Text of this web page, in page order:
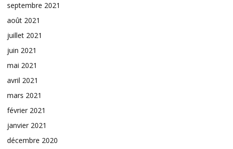
septembre 2021
août 2021
juillet 2021
juin 2021
mai 2021
avril 2021
mars 2021
février 2021
janvier 2021
décembre 2020